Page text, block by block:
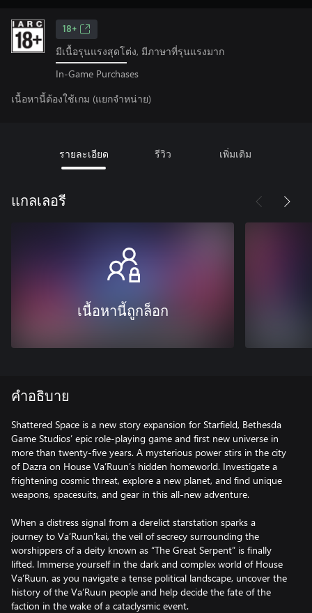
18+
มีเนื้อรุนแรงสุดโต่ง, มีภาษาที่รุนแรงมาก
In-Game Purchases
เนื้อหานี้ต้องใช้เกม (แยกจำหน่าย)
รายละเอียด รีวิว เพิ่มเติม
แกลเลอรี
เนื้อหานี้ถูกล็อก
คำอธิบาย
Shattered Space is a new story expansion for Starfield, Bethesda
Game Studios’ epic role-playing game and first new universe in
more than twenty-five years. A mysterious power stirs in the city
of Dazra on House Va’Ruun’s hidden homeworld. Investigate a
frightening cosmic threat, explore a new planet, and find unique
weapons, spacesuits, and gear in this all-new adventure.
When a distress signal from a derelict starstation sparks a
journey to Va’Ruun’kai, the veil of secrecy surrounding the
worshippers of a deity known as “The Great Serpent” is finally
lifted. Immerse yourself in the dark and complex world of House
Va’Ruun, as you navigate a tense political landscape, uncover the
history of the Va’Ruun people and help decide the fate of the
faction in the wake of a cataclysmic event.